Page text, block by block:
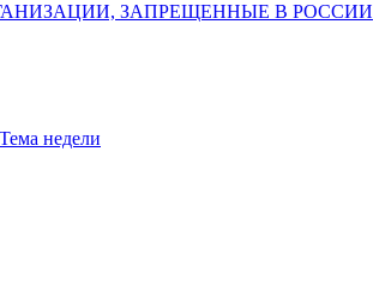
ЗАПРЕЩЕННЫЕ В РОССИИ
Тема недели